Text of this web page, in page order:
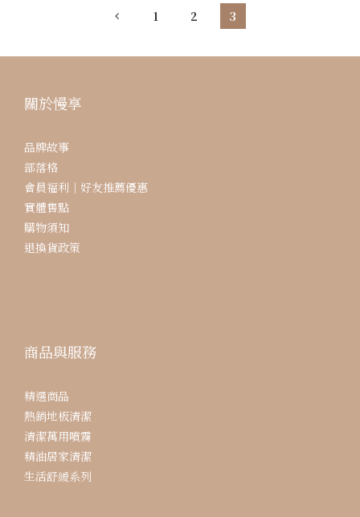
1 2 3
關於慢享
品牌故事
部落格
會員福利｜好友推薦優惠
實體售點
購物須知
退換貨政策
商品與服務
精選商品
熱銷地板清潔
清潔萬用噴霧
精油居家清潔
生活舒緩系列